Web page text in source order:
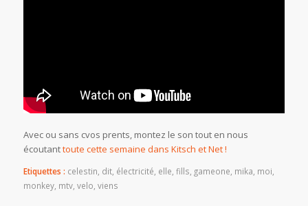
Avec ou sans cvos prents, montez le son tout en nous
écoutanttoute cette semaine dans Kitsch et Net !
Etiquettes : celestin dit, électricité elle fills gameone mika moi
monkey, mtv, velo viens